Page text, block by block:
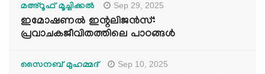
മഅ്റൂഫ് മൂച്ചിക്കല്‍ Sep 29, 2025
ഇമോഷണൽ ഇന്റലിജൻസ്:
പ്രവാചകജീവിതത്തിലെ പാഠങ്ങൾ
സൈനബ് മുഹമ്മദ് Sep 10, 2025